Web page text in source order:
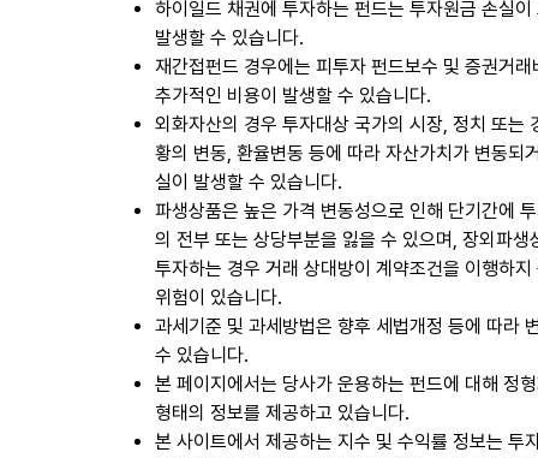
하이일드 채권에 투자하는 펀드는 투자원금 손실이
발생할 수 있습니다.
재간접펀드 경우에는 피투자 펀드보수 및 증권거래
추가적인 비용이 발생할 수 있습니다.
외화자산의 경우 투자대상 국가의 시장, 정치 또는
황의 변동, 환율변동 등에 따라 자산가치가 변동되
실이 발생할 수 있습니다.
파생상품은 높은 가격 변동성으로 인해 단기간에
의 전부 또는 상당부분을 잃을 수 있으며, 장외파생
투자하는 경우 거래 상대방이 계약조건을 이행하지
위험이 있습니다.
과세기준 및 과세방법은 향후 세법개정 등에 따라
수 있습니다.
본 페이지에서는 당사가 운용하는 펀드에 대해 정
형태의 정보를 제공하고 있습니다.
본 사이트에서 제공하는 지수 및 수익률 정보는 투